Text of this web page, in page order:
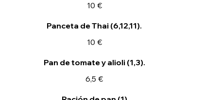
10 €
Panceta de Thai (6,12,11).
10 €
Pan de tomate y alioli (1,3).
6,5 €